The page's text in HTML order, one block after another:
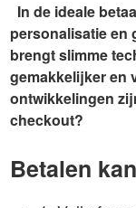
In de ideale
personalisatie en
brengt slimme
gemakkelijker en
ontwikkelingen
checkout?
Betalen